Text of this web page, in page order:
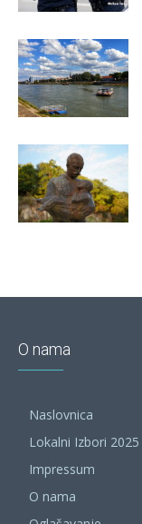
O nama
Naslovnica
Lokalni Izbori 2025
Impressum
O nama